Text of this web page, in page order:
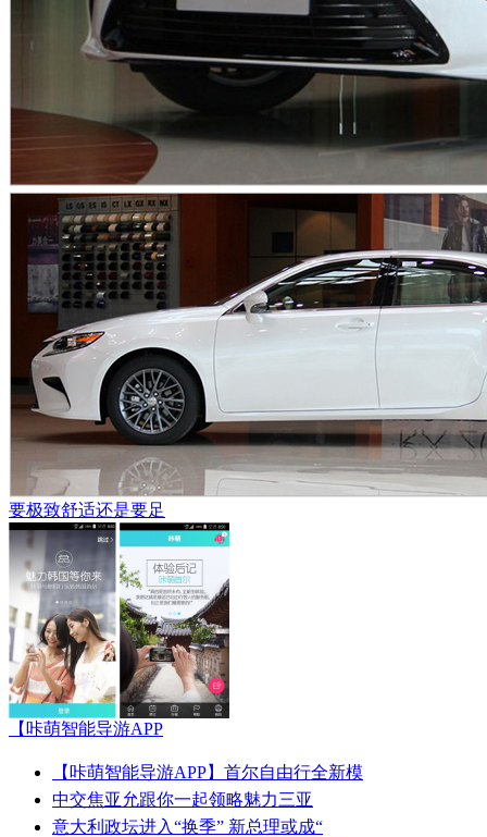
要极致舒适还是要足
【咔萌智能导游APP
【咔萌智能导游APP】首尔自由行全新模
中交焦亚允跟你一起领略魅力三亚
意大利政坛进入“换季” 新总理或成“